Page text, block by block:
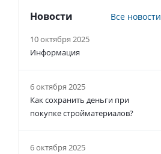
Новости Все новости
10 октября 2025
Информация
6 октября 2025
Как сохранить деньги при
покупке стройматериалов?
6 октября 2025